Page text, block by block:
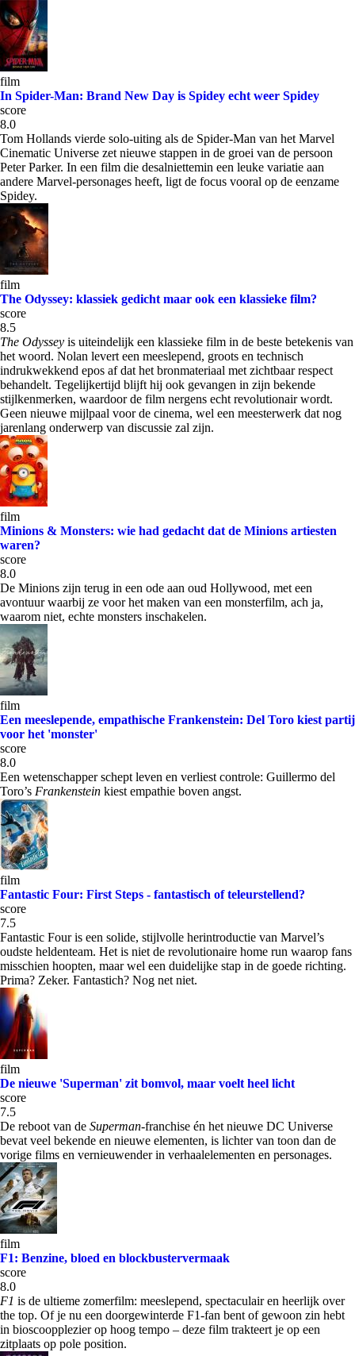
film
In Spider-Man: Brand New Day is Spidey echt weer Spidey
score
8.0
Tom Hollands vierde solo-uiting als de Spider-Man van het Marvel
Cinematic Universe zet nieuwe stappen in de groei van de persoon
Peter Parker. In een film die desalniettemin een leuke variatie aan
andere Marvel-personages heeft, ligt de focus vooral op de eenzame
Spidey.
film
The Odyssey: klassiek gedicht maar ook een klassieke film?
score
8.5
The Odyssey is uiteindelijk een klassieke film in de beste betekenis van
het woord. Nolan levert een meeslepend, groots en technisch
indrukwekkend epos af dat het bronmateriaal met zichtbaar respect
behandelt. Tegelijkertijd blijft hij ook gevangen in zijn bekende
stijlkenmerken, waardoor de film nergens echt revolutionair wordt.
Geen nieuwe mijlpaal voor de cinema, wel een meesterwerk dat nog
jarenlang onderwerp van discussie zal zijn.
film
Minions & Monsters: wie had gedacht dat de Minions artiesten
waren?
score
8.0
De Minions zijn terug in een ode aan oud Hollywood, met een
avontuur waarbij ze voor het maken van een monsterfilm, ach ja,
waarom niet, echte monsters inschakelen.
film
Een meeslepende, empathische Frankenstein: Del Toro kiest partij
voor het 'monster'
score
8.0
Een wetenschapper schept leven en verliest controle: Guillermo del
Toro’s Frankenstein kiest empathie boven angst.
film
Fantastic Four: First Steps - fantastisch of teleurstellend?
score
7.5
Fantastic Four is een solide, stijlvolle herintroductie van Marvel’s
oudste heldenteam. Het is niet de revolutionaire home run waarop fans
misschien hoopten, maar wel een duidelijke stap in de goede richting.
Prima? Zeker. Fantastich? Nog net niet.
film
De nieuwe 'Superman' zit bomvol, maar voelt heel licht
score
7.5
De reboot van de Superman-franchise én het nieuwe DC Universe
bevat veel bekende en nieuwe elementen, is lichter van toon dan de
vorige films en vernieuwender in verhaalelementen en personages.
film
F1: Benzine, bloed en blockbustervermaak
score
8.0
F1 is de ultieme zomerfilm: meeslepend, spectaculair en heerlijk over
the top. Of je nu een doorgewinterde F1-fan bent of gewoon zin hebt
in bioscoopplezier op hoog tempo – deze film trakteert je op een
zitplaats op pole position.